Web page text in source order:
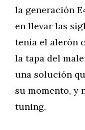
la generación
en llevar las
tenía el alerón
la tapa del
una solución
su momento, y
tuning.